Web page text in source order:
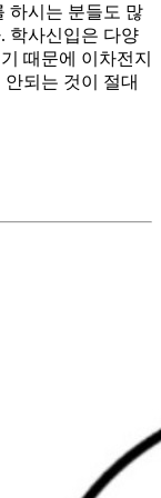
하시는 분들도 많
학사신입은 다양
때문에 이차전지
되는 것이 절대